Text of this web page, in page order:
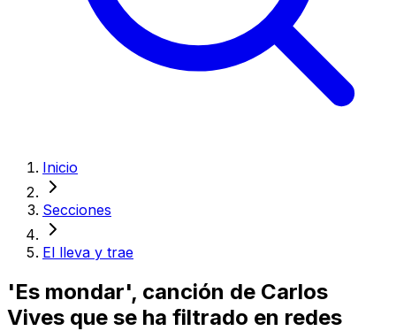
Inicio
Secciones
El lleva y trae
'Es mondar', canción de Carlos
Vives que se ha filtrado en redes